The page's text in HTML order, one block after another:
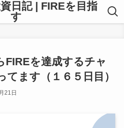
日記 | FIREを目指
す
FIREを達成するチャ
てます（１６５日目）
21日